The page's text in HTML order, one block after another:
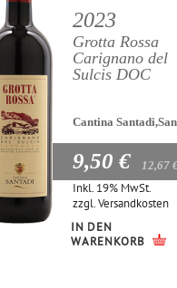
2023
Grotta Rossa
Carignano del
Sulcis DOC
Cantina
9,50 € 12,67
Inkl. 19% MwSt.
zzgl.Versandkosten
IN DEN
WARENKORB